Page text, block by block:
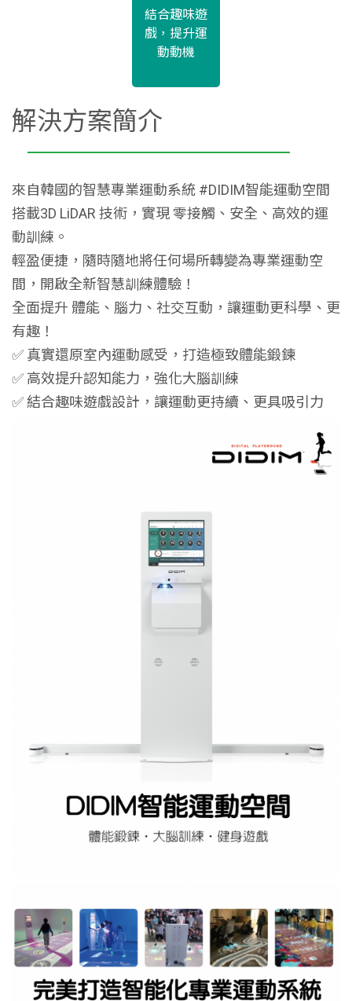
結合趣味遊
戲，提升運
動動機
解決方案簡介
來自韓國的智慧專業運動系統 #DIDIM智能運動空間
搭載3D LiDAR 技術，實現 零接觸、安全、高效的運
動訓練。
輕盈便捷，隨時隨地將任何場所轉變為專業運動空
間，開啟全新智慧訓練體驗！
全面提升 體能、腦力、社交互動，讓運動更科學、更
有趣！
✅ 真實還原室內運動感受，打造極致體能鍛鍊
✅ 高效提升認知能力，強化大腦訓練
✅ 結合趣味遊戲設計，讓運動更持續、更具吸引力